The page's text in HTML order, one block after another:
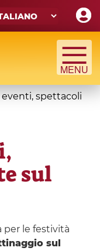
eventi, spettacoli
sul
per le festività
sul